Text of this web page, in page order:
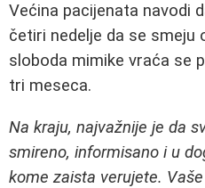
Većina pacijenata navodi
četiri nedelje da se smeju
sloboda mimike vraća se
tri meseca.
Na kraju, najvažnije je da
smireno, informisano i u
kome zaista verujete.